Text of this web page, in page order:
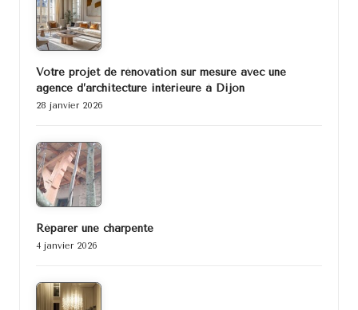
Votre projet de rénovation sur mesure avec une
agence d’architecture intérieure à Dijon
28 janvier 2026
Réparer une charpente
4 janvier 2026